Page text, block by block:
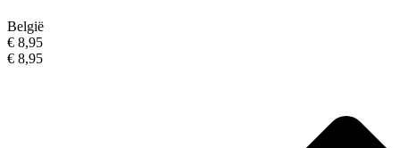
België
€ 8,95
€ 8,95